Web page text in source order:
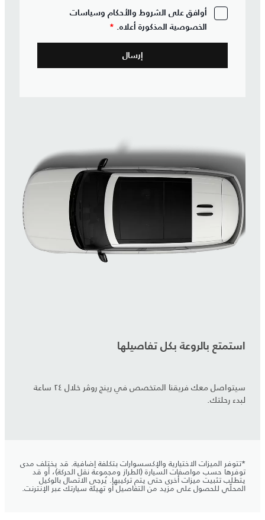
استمتع بالروعة بكل تفاصيلها
سيتواصل معك فريقنا المتخصص في رينج روڤر خلال ٢٤ ساعة
لبدء رحلتك.
أوافق على الشروط والأحكام وسياسات
الخصوصية المذكورة أعلاه. *
*تتوفر الميزات الاختيارية والإكسسوارات بتكلفة إضافية. قد يختلف مدى
توفرها حسب مواصفات السيارة (الطراز ومجموعة نقل الحركة)، أو قد
يتطلب تثبيت ميزات أخرى حتى يتم تركيبها. يُرجى الاتصال بالوكيل
المحلّي للحصول على مزيد من التفاصيل أو تهيئة سيارتك عبر الإنترنت.